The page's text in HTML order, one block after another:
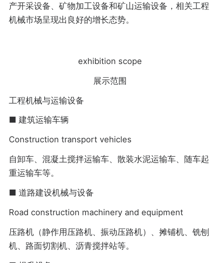
产开采设备、矿物加工设备和矿山运输设备，相关工程
机械市场呈现出良好的增长态势。
exhibition scope
展示范围
工程机械与运输设备
■ 建筑运输车辆
Construction transport vehicles
自卸车、混凝土搅拌运输车、散装水泥运输车、随车起
重运输车等。
■ 道路建设机械与设备
Road construction machinery and equipment
压路机（静作用压路机、振动压路机）、摊铺机、铣刨
机、路面切割机、沥青搅拌站等。